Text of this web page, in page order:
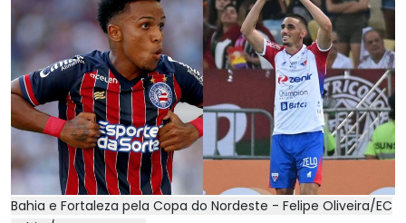
Bahia e Fortaleza pela Copa do Nordeste - Felipe Oliveira/EC